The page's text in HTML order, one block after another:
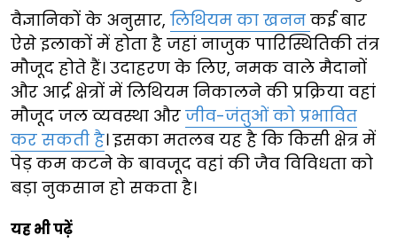
वैज्ञानिकों के अनुसार, लिथियम का खनन कई बार
ऐसे इलाकों में होता है जहां नाजुक पारिस्थितिकी तंत्र
मौजूद होते हैं। उदाहरण के लिए, नमक वाले मैदानों
और आर्द्र क्षेत्रों में लिथियम निकालने की प्रक्रिया वहां
मौजूद जल व्यवस्था और जीव-जंतुओं को प्रभावित
कर सकती है। इसका मतलब यह है कि किसी क्षेत्र में
पेड़ कम कटने के बावजूद वहां की जैव विविधता को
बड़ा नुकसान हो सकता है।
यह भी पढ़ें